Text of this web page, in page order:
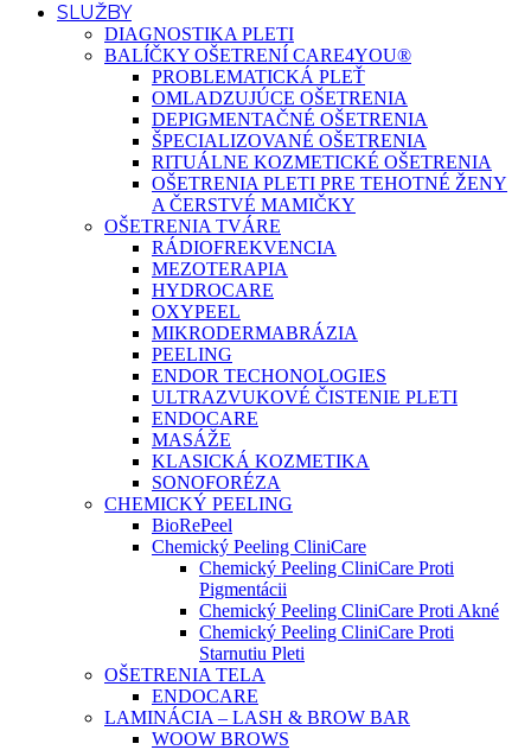
SLUŽBY
DIAGNOSTIKA PLETI
BALÍČKY OŠETRENÍ CARE4YOU®
PROBLEMATICKÁ PLEŤ
OMLADZUJÚCE OŠETRENIA
DEPIGMENTAČNÉ OŠETRENIA
ŠPECIALIZOVANÉ OŠETRENIA
RITUÁLNE KOZMETICKÉ OŠETRENIA
OŠETRENIA PLETI PRE TEHOTNÉ ŽENY
A ČERSTVÉ MAMIČKY
OŠETRENIA TVÁRE
RÁDIOFREKVENCIA
MEZOTERAPIA
HYDROCARE
OXYPEEL
MIKRODERMABRÁZIA
PEELING
ENDOR TECHONOLOGIES
ULTRAZVUKOVÉ ČISTENIE PLETI
ENDOCARE
MASÁŽE
KLASICKÁ KOZMETIKA
SONOFORÉZA
CHEMICKÝ PEELING
BioRePeel
Chemický Peeling CliniCare
Chemický Peeling CliniCare Proti
Pigmentácii
Chemický Peeling CliniCare Proti Akné
Chemický Peeling CliniCare Proti
Starnutiu Pleti
OŠETRENIA TELA
ENDOCARE
LAMINÁCIA – LASH & BROW BAR
WOOW BROWS